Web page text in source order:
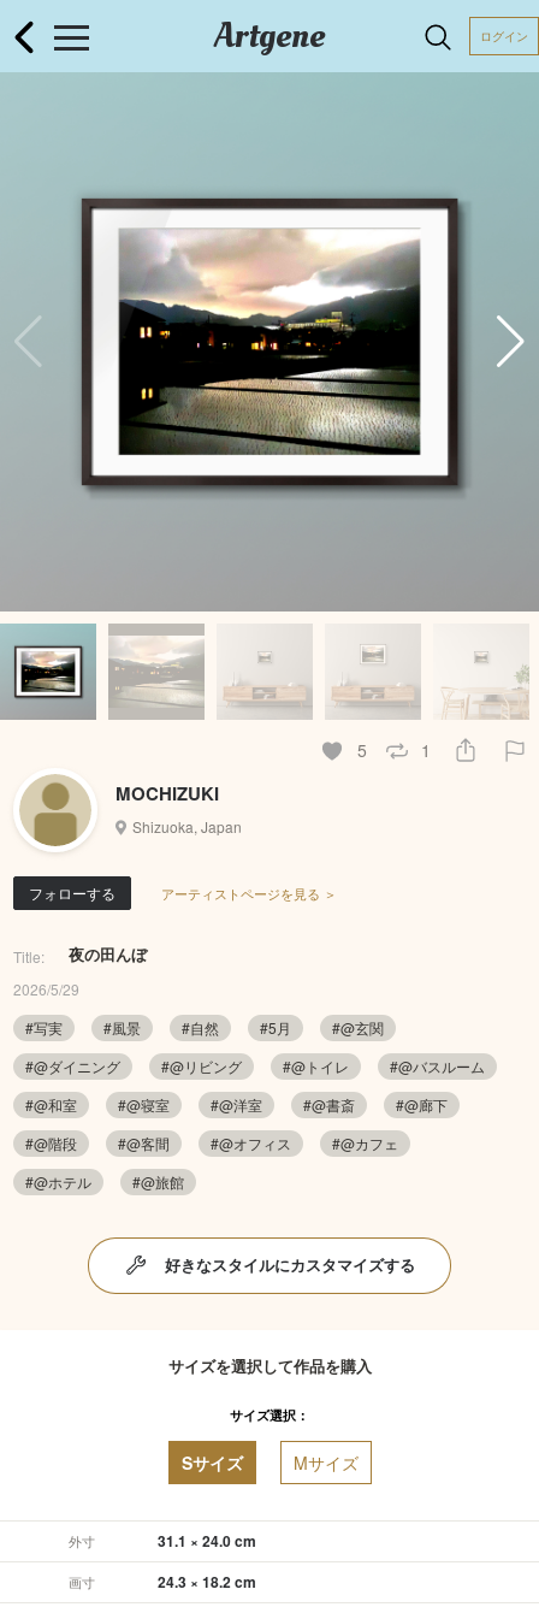
Artgene ログイン
5 1
MOCHIZUKI
Shizuoka, Japan
フォローする アーティストページを見る ＞
Title: 夜の田んぼ
2026/5/29
#写実
#風景 #自然 #5月
#@玄関
#@ダイニング
#@リビング #@トイレ
#@バスルーム
#@和室
#@寝室 #@洋室 #@書斎
#@廊下
#@階段
#@客間 #@オフィス
#@カフェ
#@ホテル
#@旅館
好きなスタイルにカスタマイズする
サイズを選択して作品を購入
サイズ選択：
Sサイズ Mサイズ
外寸 31.1 × 24.0 cm
画寸 24.3 × 18.2 cm